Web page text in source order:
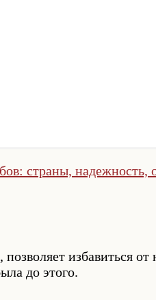
страны, надежность,
избавиться
до этого.